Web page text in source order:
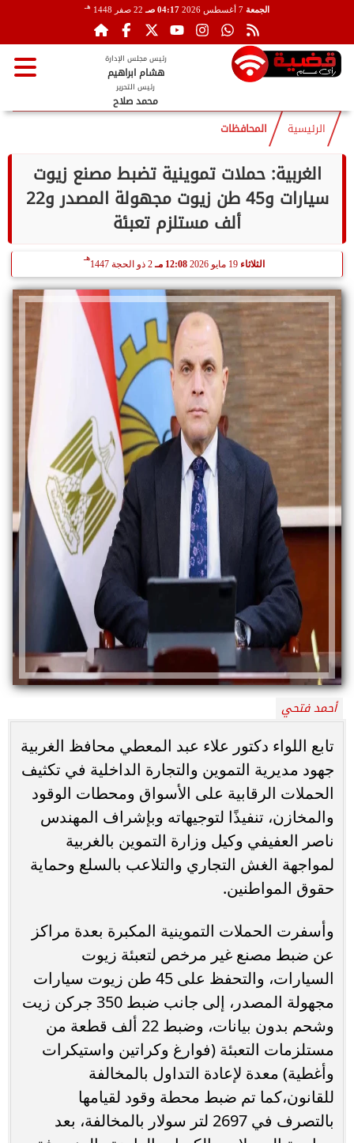
الجمعة 04:17 صـ 22 صفر 1448 هـ
رئيس مجلس الإدارة
هشام ابراهيم
رئيس التحرير
محمد صلاح
الرئيسية المحافظات
الغربية: حملات تموينية تضبط مصنع زيوت
سيارات و45 طن زيوت مجهولة المصدر و22
ألف مستلزم تعبئة
الثلاثاء 19 مايو 2026 12:08 مـ 2 ذو الحجة 1447
هـ
أحمد فتحي
تابع اللواء دكتور علاء عبد المعطي محافظ الغربية
جهود مديرية التموين والتجارة الداخلية في تكثيف
الحملات الرقابية على الأسواق ومحطات الوقود
والمخازن، تنفيذًا لتوجيهاته وبإشراف المهندس
ناصر العفيفي وكيل وزارة التموين بالغربية
لمواجهة الغش التجاري والتلاعب بالسلع وحماية
حقوق المواطنين.
وأسفرت الحملات التموينية المكبرة بعدة مراكز
عن ضبط مصنع غير مرخص لتعبئة زيوت
السيارات، والتحفظ على 45 طن زيوت سيارات
مجهولة المصدر، إلى جانب ضبط 350 جركن زيت
وشحم بدون بيانات، وضبط 22 ألف قطعة من
مستلزمات التعبئة (فوارغ وكراتين واستيكرات
وأغطية) معدة لإعادة التداول بالمخالفة
للقانون،كما تم ضبط محطة وقود لقيامها
بالتصرف في 2697 لتر سولار بالمخالفة، بعد